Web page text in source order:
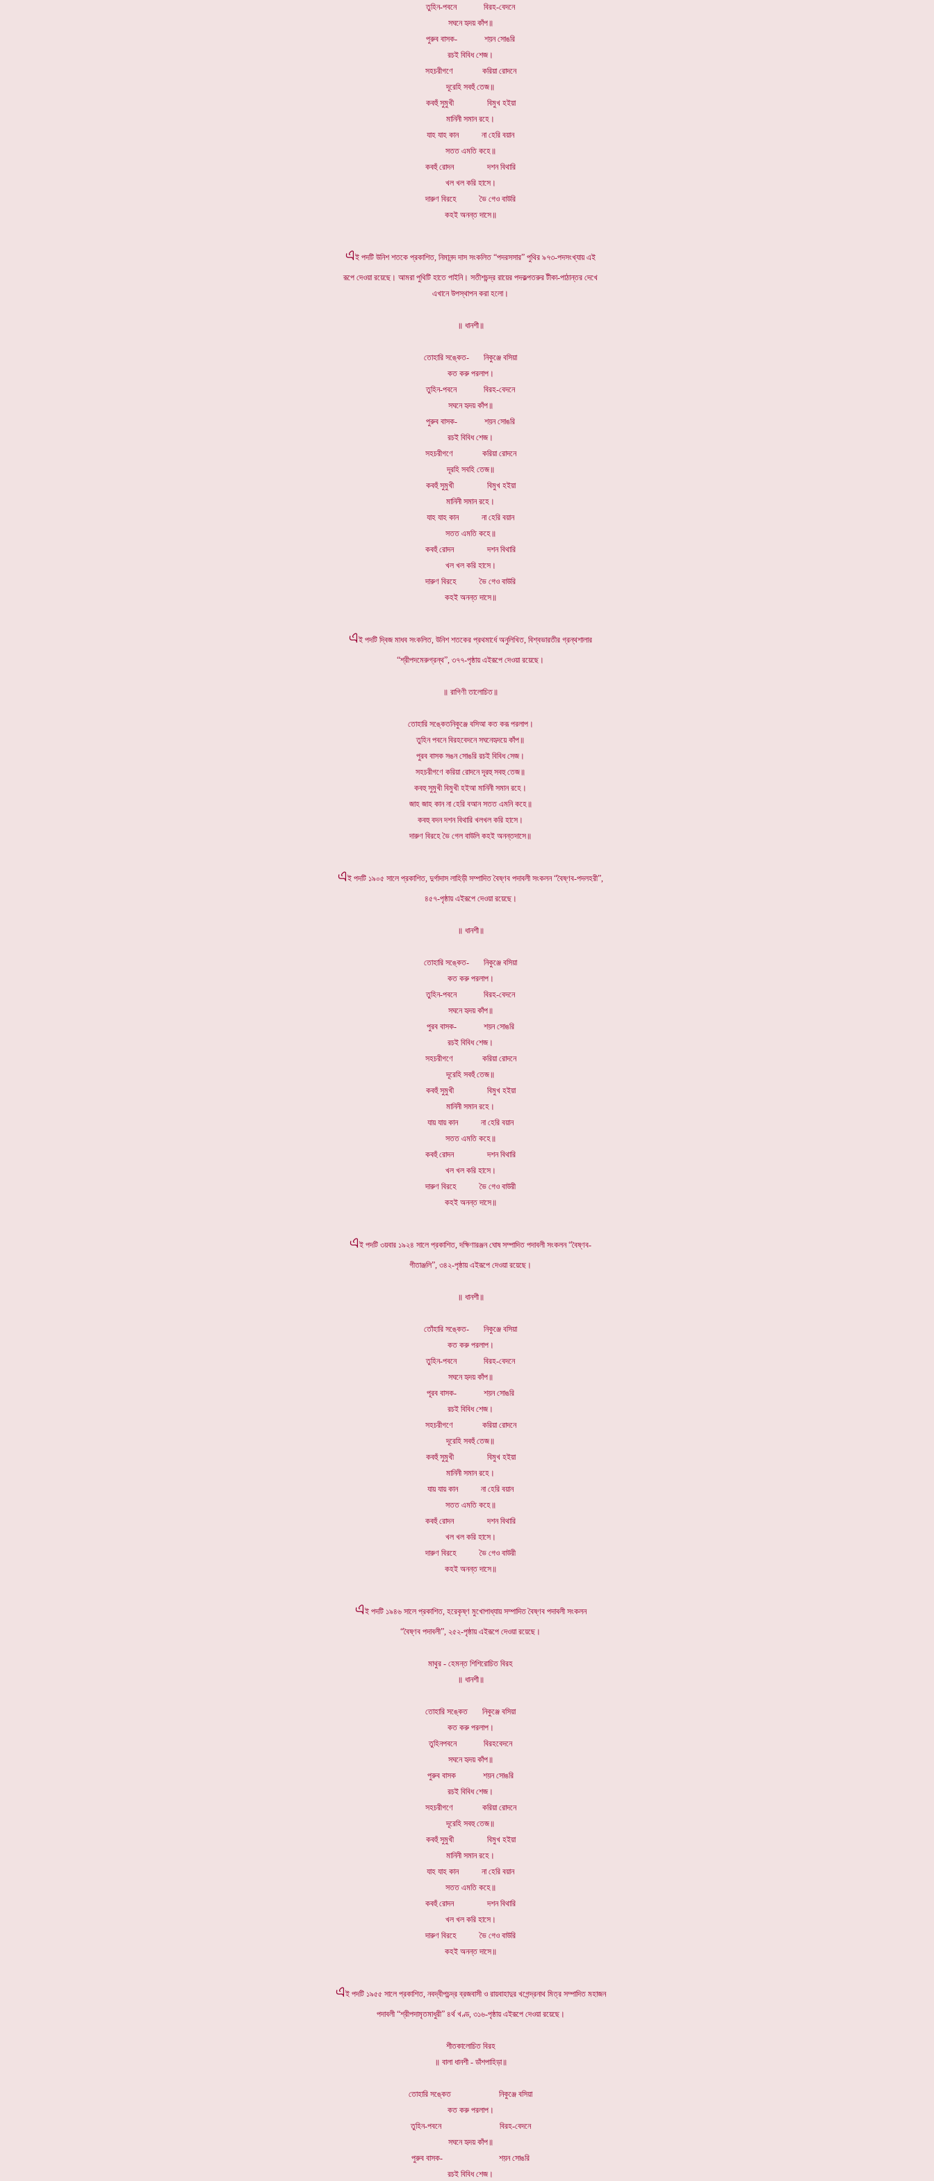
তুহিন-পবনে বিরহ-বেদনে
সঘনে হৃদয় কাঁপ॥
পুরুব বাসক- শয়ন সোঙরি
রচই বিবিধ শেজ।
সহচরীগণে করিয়া রোদনে
দূরেহি সবহুঁ তেজ॥
কবহুঁ সুমুখী বিমুখ হইয়া
মানিনী সমান রহে।
যাহ যাহ কান না হেরি বয়ান
সতত এমতি কহে॥
কবহুঁ রোদন দশন বিথারি
খল খল করি হাসে।
দারুণ বিরহে ভৈ গেও বাউরি
কহই অনন্ত দাসে॥
এই পদটি উনিশ শতকে প্রকাশিত, নিমানন্দ দাস সংকলিত “পদরসসার” পুথির ৯৭৩-পদসংখ্যায় এই
রূপে দেওয়া রয়েছে। আমরা পুথিটি হাতে পাইনি। সতীশচন্দ্র রায়ের পদকল্পতরুর টীকা-পাঠান্তর দেখে
এখানে উপস্থাপন করা হলো।
॥ ধানশী॥
তোহারি সঙ্কেত- নিকুঞ্জে বসিয়া
কত করু পরলাপ।
তুহিন-পবনে বিরহ-বেদনে
সঘনে হৃদয় কাঁপ॥
পুরুব বাসক- শয়ন সোঙরি
রচই বিবিধ শেজ।
সহচরীগণে করিয়া রোদনে
দূরহি সবহি তেজ॥
কবহুঁ সুমুখী বিমুখ হইয়া
মানিনী সমান রহে।
যাহ যাহ কান না হেরি বয়ান
সতত এমতি কহে॥
কবহুঁ রোদন দশন বিথারি
খল খল করি হাসে।
দারুণ বিরহে ভৈ গেও বাউরি
কহই অনন্ত দাসে॥
এই পদটি দ্বিজ মাধব সংকলিত, উনিশ শতকের প্রথমার্ধে অনুলিখিত, বিশ্বভারতীর গ্রন্থশালার
“শ্রীপদমেরুগ্রন্থ”, ৩৭৭-পৃষ্ঠায় এইরূপে দেওয়া রয়েছে।
॥ রাগিণী তালোচিত॥
তোহারি সঙ্কেতনিকুঞ্জে বসিআ কত করূ পরলাপ।
তুহিন পবনে বিরহবেদনে সঘনেহৃদয়ে কাঁপ॥
পুরব বাসক সঙন সোঙরি রচই বিবিধ সেজ।
সহচরীগণে করিয়া রোদনে দূরহু সবহু তেজ॥
কবহু সুমুখী বিমুখী হইআ মানিনী সমান রহে।
জাহ জাহ কান না হেরি বআন সতত এমনি কহে॥
কবহু বদন দশন বিথারি খলখল করি হাসে।
দারুণ বিরহে ভৈ গেল বাউলি কহই অনন্তদাসে॥
এই পদটি ১৯০৫ সালে প্রকাশিত, দুর্গাদাস লাহিড়ী সম্পাদিত বৈষ্ণব পদাবলী সংকলন “বৈষ্ণব-পদলহরী”,
৪৫৭-পৃষ্ঠায় এইরূপে দেওয়া রয়েছে।
॥ ধানশী॥
তোহারি সঙ্কেত- নিকুঞ্জে বসিয়া
কত করু পরলাপ।
তুহিন-পবনে বিরহ-বেদনে
সঘনে হৃদয় কাঁপ॥
পুরব বাসক- শয়ন সোঙরি
রচই বিবিধ শেজ।
সহচরীগণে করিয়া রোদনে
দূরেহি সবহুঁ তেজ॥
কবহুঁ সুমুখী বিমুখ হইয়া
মানিনী সমান রহে।
যায় যায় কান না হেরি বয়ান
সতত এমতি কহে॥
কবহুঁ রোদন দশন বিথারি
খল খল করি হাসে।
দারুণ বিরহে ভৈ গেও বাউরী
কহই অনন্ত দাসে॥
এই পদটি ৩য়বার ১৯২৪ সালে প্রকাশিত, দক্ষিণারঞ্জন ঘোষ সম্পাদিত পদাবলী সংকলন “বৈষ্ণব-
গীতাঞ্জলি”, ৩৪২-পৃষ্ঠায় এইরূপে দেওয়া রয়েছে।
॥ ধানশী॥
তোঁহারি সঙ্কেত- নিকুঞ্জে বসিয়া
কত করু পরলাপ।
তুহিন-পবনে বিরহ-বেদনে
সঘনে হৃদয় কাঁপ॥
পূরব বাসক- শয়ন সোঙরি
রচই বিবিধ শেজ।
সহচরীগণে করিয়া রোদনে
দূরেহি সবহুঁ তেজ॥
কবহুঁ সুমুখী বিমুখ হইয়া
মানিনী সমান রহে।
যায় যায় কান না হেরি বয়ান
সতত এমতি কহে॥
কবহুঁ রোদন দশন বিথারি
খল খল করি হাসে।
দারুণ বিরহে ভৈ গেও বাউরী
কহই অনন্ত দাসে॥
এই পদটি ১৯৪৬ সালে প্রকাশিত, হরেকৃষ্ণ মুখোপাধ্যায় সম্পাদিত বৈষ্ণব পদাবলী সংকলন
“বৈষ্ণব পদাবলী”, ২৫২-পৃষ্ঠায় এইরূপে দেওয়া রয়েছে।
মাথুর - হেমন্ত শিশিরোচিত বিরহ
॥ ধানশী॥
তোহারি সঙ্কেত নিকুঞ্জে বসিয়া
কত করু পরলাপ।
তুহিনপবনে বিরহবেদনে
সঘনে হৃদয় কাঁপ॥
পুরুব বাসক শয়ন সোঙরি
রচই বিবিধ শেজ।
সহচরীগণে করিয়া রোদনে
দূরেহি সবহু তেজ॥
কবহুঁ সুমুখী বিমুখ হইয়া
মানিনী সমান রহে।
যাহ যাহ কান না হেরি বয়ান
সতত এমতি কহে॥
কবহুঁ রোদন দশন বিথারি
খল খল করি হাসে।
দারুণ বিরহে ভৈ গেও বাউরি
কহই অনন্ত দাসে॥
এই পদটি ১৯৫৫ সালে প্রকাশিত, নবদ্বীপচন্দ্র ব্রজবাসী ও রায়বাহাদুর খগেন্দ্রনাথ মিত্র সম্পাদিত মহাজন
পদাবলী “শ্রীপদামৃতমাধুরী” ৪র্থ খণ্ড, ৩১৬-পৃষ্ঠায় এইরূপে দেওয়া রয়েছে।
শীতকালোচিত বিরহ
॥ বালা ধানশী - ডাঁশপাহিড়া॥
তোহারি সঙ্কেত নিকুঞ্জে বসিয়া
কত করু পরলাপ।
তুহিন-পবনে বিরহ-বেদনে
সঘনে হৃদয় কাঁপ॥
পুরুব বাসক- শয়ন সোঙরি
রচই বিবিধ শেজ।